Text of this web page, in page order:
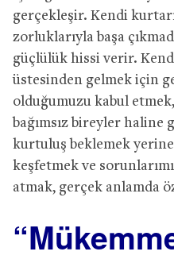
gerçekleşir. Kendi
zorluklarıyla başa
güçlülük hissi verir.
üstesinden gelmek için
olduğumuzu kabul
bağımsız bireyler haline
kurtuluş beklemek
keşfetmek ve
atmak, gerçek anlamda